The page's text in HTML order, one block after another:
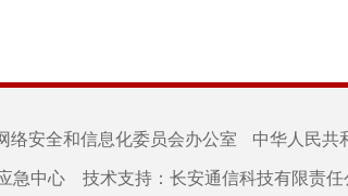
络安全和信息化委员会办公室 中华人民共
急中心 技术支持：长安通信科技有限责